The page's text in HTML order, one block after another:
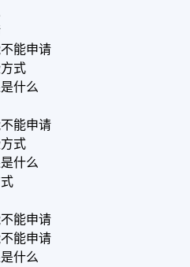
能申请
式
什么
能申请
式
什么
能申请
能申请
什么